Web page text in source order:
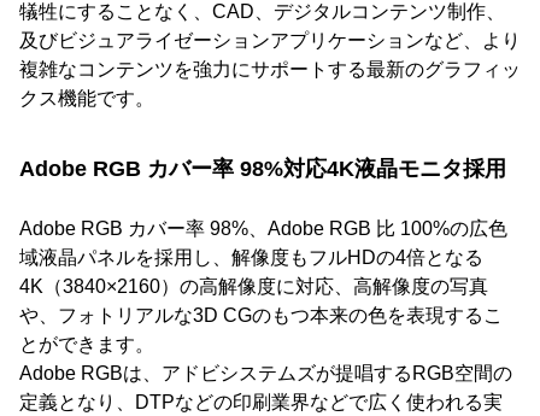
犠牲にすることなく、CAD、デジタルコンテンツ制作、
及びビジュアライゼーションアプリケーションなど、より
複雑なコンテンツを強力にサポートする最新のグラフィッ
クス機能です。
Adobe RGB カバー率 98%対応4K液晶モニタ採用
Adobe RGB カバー率 98%、Adobe RGB 比 100%の広色
域液晶パネルを採用し、解像度もフルHDの4倍となる
4K（3840×2160）の高解像度に対応、高解像度の写真
や、フォトリアルな3D CGのもつ本来の色を表現するこ
とができます。
Adobe RGBは、アドビシステムズが提唱するRGB空間の
定義となり、DTPなどの印刷業界などで広く使われる実